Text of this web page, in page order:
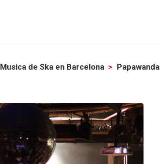
Musica de Ska en Barcelona Papawanda